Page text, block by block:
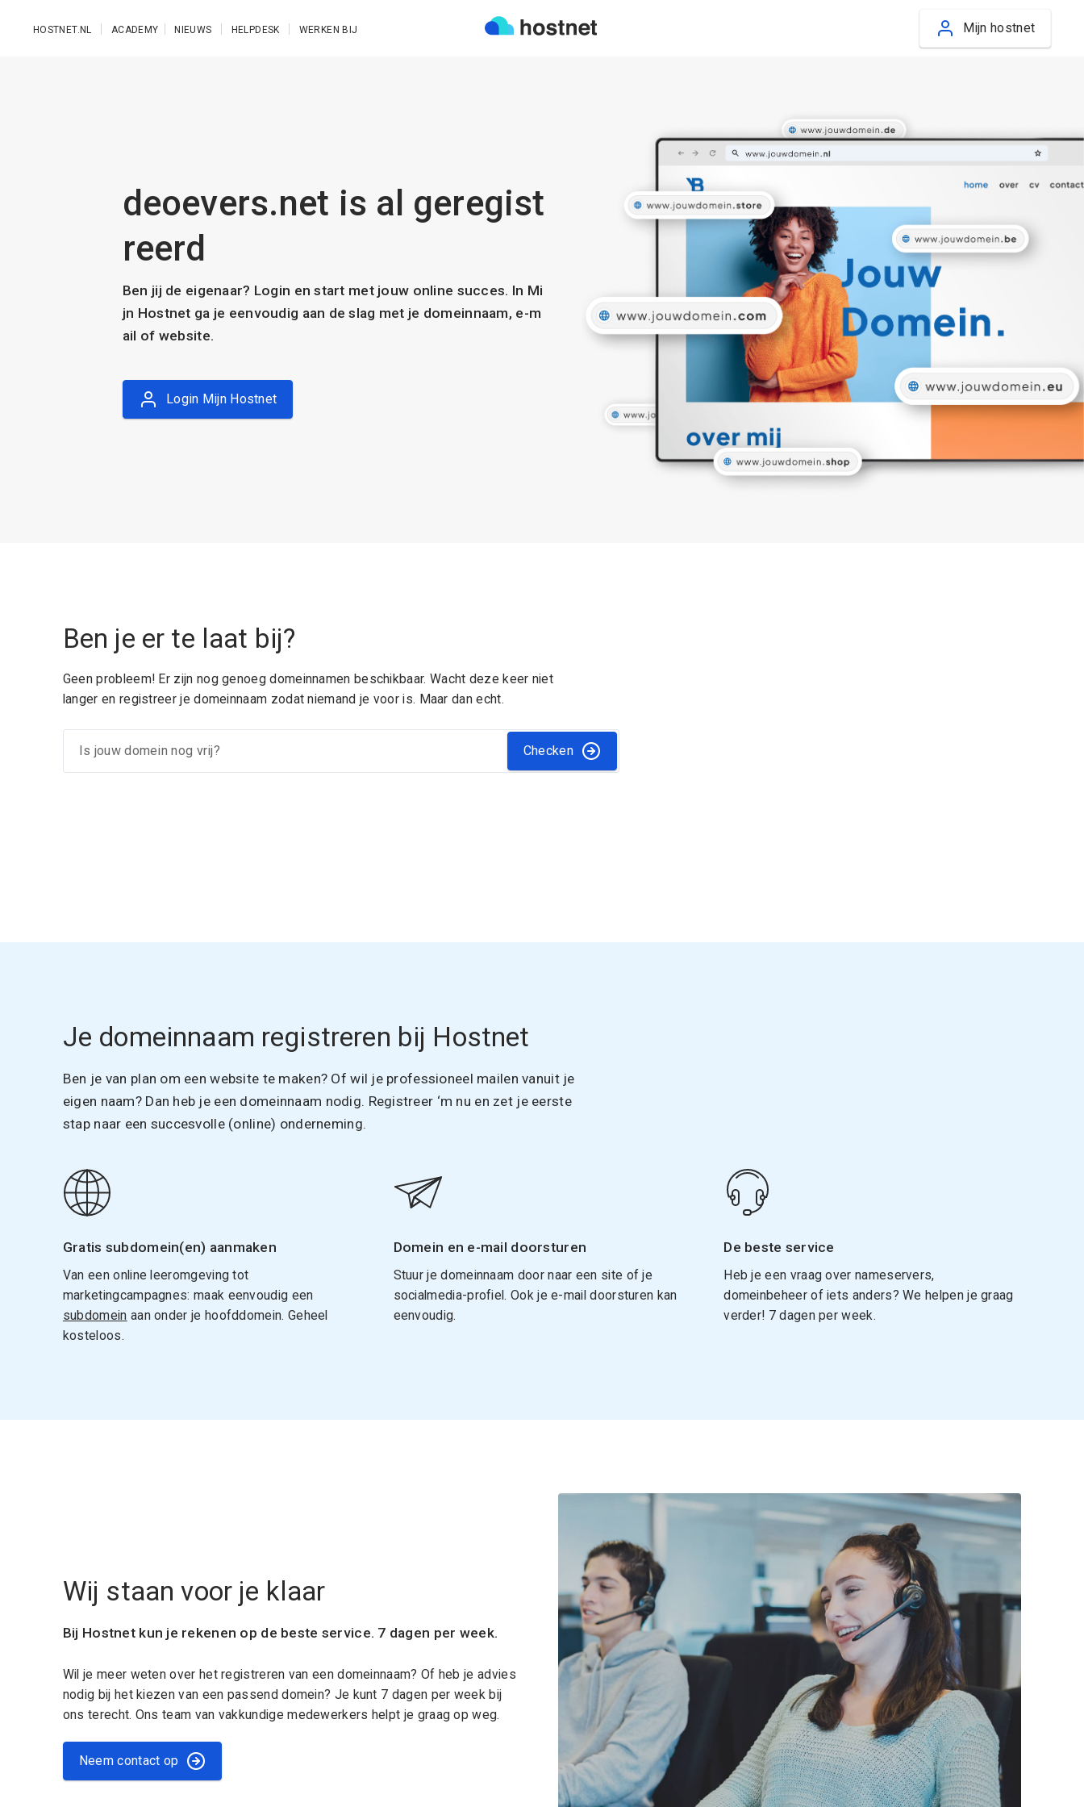
HOSTNET.NL ACADEMY NIEUWS HELPDESK WERKEN BIJ Mijn hostnet
deoevers.net is al geregist
reerd
Ben jij de eigenaar? Login en start met jouw online succes. In Mi
jn Hostnet ga je eenvoudig aan de slag met je domeinnaam, e-m
ail of website.
Login Mijn Hostnet
Ben je er te laat bij?
Geen probleem! Er zijn nog genoeg domeinnamen beschikbaar. Wacht deze keer niet
langer en registreer je domeinnaam zodat niemand je voor is. Maar dan echt.
Checken
Je domeinnaam registreren bij Hostnet
Ben je van plan om een website te maken? Of wil je professioneel mailen vanuit je
eigen naam? Dan heb je een domeinnaam nodig. Registreer ‘m nu en zet je eerste
stap naar een succesvolle (online) onderneming.
Gratis subdomein(en) aanmaken
Van een online leeromgeving tot
marketingcampagnes: maak eenvoudig een
subdomein aan onder je hoofddomein. Geheel
kosteloos.
Domein en e-mail doorsturen
Stuur je domeinnaam door naar een site of je
socialmedia-profiel. Ook je e-mail doorsturen kan
eenvoudig.
De beste service
Heb je een vraag over nameservers,
domeinbeheer of iets anders? We helpen je graag
verder! 7 dagen per week.
Wij staan voor je klaar
Bij Hostnet kun je rekenen op de beste service. 7 dagen per week.
Wil je meer weten over het registreren van een domeinnaam? Of heb je advies
nodig bij het kiezen van een passend domein? Je kunt 7 dagen per week bij
ons terecht. Ons team van vakkundige medewerkers helpt je graag op weg.
Neem contact op